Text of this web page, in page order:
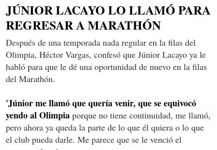
JÚNIOR LACAYO LO LLAMÓ PARA
REGRESAR A MARATHÓN
Después de una temporada nada regular en la filas del
Olimpia, Héctor Vargas, confesó que Júnior Lacayo ya le
habló para que le dé una oportunidad de nuevo en la filas
del Marathón.
'Júnior me llamó que quería venir, que se equivocó
yendo al Olimpia porque no tiene continuidad, me llamó,
pero ahora ya queda la parte de lo que él quiera o lo que
el club pueda darle. Me parece que se le venció el